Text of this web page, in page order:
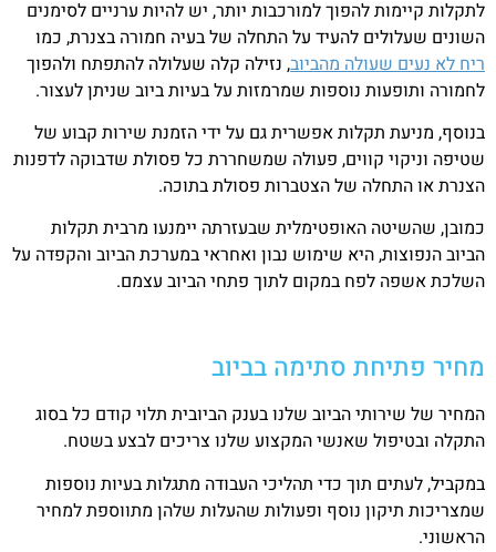
לתקלות קיימות להפוך למורכבות יותר, יש להיות ערניים לסימנים
השונים שעלולים להעיד על התחלה של בעיה חמורה בצנרת, כמו
ריח לא נעים שעולה מהביוב, נזילה קלה שעלולה להתפתח ולהפוך
לחמורה ותופעות נוספות שמרמזות על בעיות ביוב שניתן לעצור.
בנוסף, מניעת תקלות אפשרית גם על ידי הזמנת שירות קבוע של
שטיפה וניקוי קווים, פעולה שמשחררת כל פסולת שדבוקה לדפנות
הצנרת או התחלה של הצטברות פסולת בתוכה.
כמובן, שהשיטה האופטימלית שבעזרתה יימנעו מרבית תקלות
הביוב הנפוצות, היא שימוש נבון ואחראי במערכת הביוב והקפדה על
השלכת אשפה לפח במקום לתוך פתחי הביוב עצמם.
מחיר פתיחת סתימה בביוב
המחיר של שירותי הביוב שלנו בענק הביובית תלוי קודם כל בסוג
התקלה ובטיפול שאנשי המקצוע שלנו צריכים לבצע בשטח.
במקביל, לעתים תוך כדי תהליכי העבודה מתגלות בעיות נוספות
שמצריכות תיקון נוסף ופעולות שהעלות שלהן מתווספת למחיר
הראשוני.